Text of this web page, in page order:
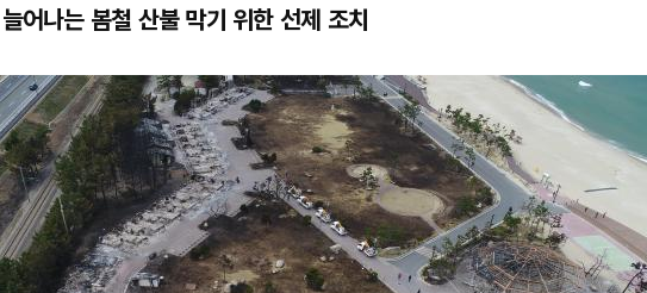
어나는 봄철 산불 막기 위한 선제 조치